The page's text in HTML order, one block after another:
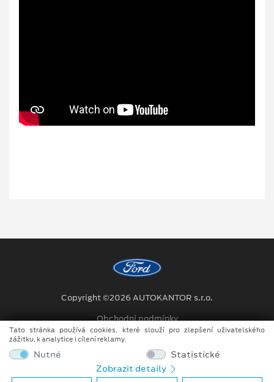
Copyright ©2026 AUTOKANTOR s.r.o.
Obchodní podmínky
Ochrana osobních údajů
Prohlášení o zpracování údajů konečných zákazníků
Tato stránka používá cookies, které slouží pro zlepšení uživatelského
zážitku, k analytice i cílení reklamy.
Nutné
Statistické
Zobrazit detaily